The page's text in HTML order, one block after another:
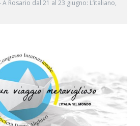
Rosario dal 21 al 23 giugno: L’italiano,